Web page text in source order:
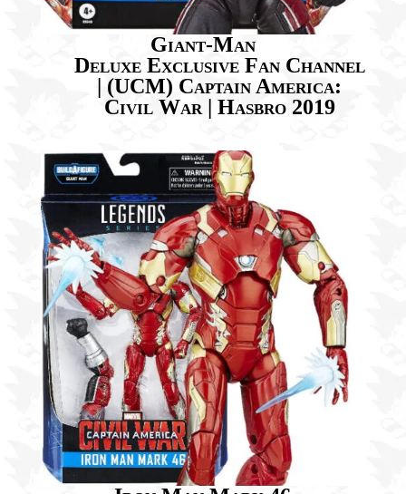
Giant-Man
Deluxe Exclusive Fan Channel
| (UCM) Captain America:
Civil War | Hasbro 2019